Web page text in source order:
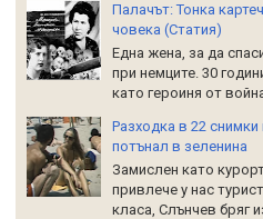
Палачът: Тонка
човека (Статия)
Една жена, за да
при немците. 30
като героиня от
Разходка в 22
потънал в зеленина
Замислен като
привлече у нас
класа, Слънчев бряг